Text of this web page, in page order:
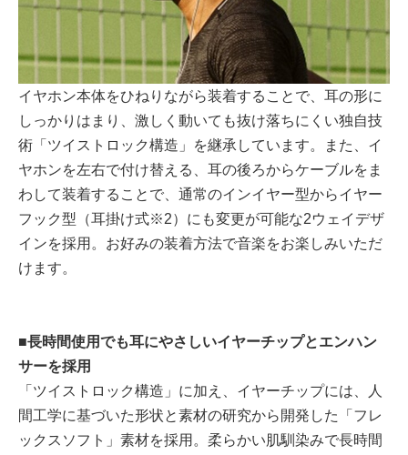
イヤホン本体をひねりながら装着することで、耳の形に
しっかりはまり、激しく動いても抜け落ちにくい独自技
術「ツイストロック構造」を継承しています。また、イ
ヤホンを左右で付け替える、耳の後ろからケーブルをま
わして装着することで、通常のインイヤー型からイヤー
フック型（耳掛け式※2）にも変更が可能な2ウェイデザ
インを採用。お好みの装着方法で音楽をお楽しみいただ
けます。
■長時間使用でも耳にやさしいイヤーチップとエンハン
サーを採用
「ツイストロック構造」に加え、イヤーチップには、人
間工学に基づいた形状と素材の研究から開発した「フレ
ックスソフト」素材を採用。柔らかい肌馴染みで長時間